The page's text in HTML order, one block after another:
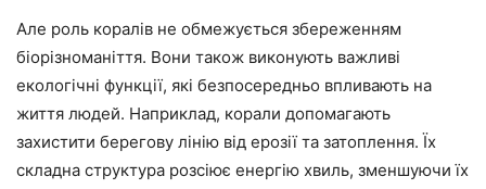
Але роль коралів не обмежується збереженням
біорізноманіття. Вони також виконують важливі
екологічні функції, які безпосередньо впливають на
життя людей. Наприклад, корали допомагають
захистити берегову лінію від ерозії та затоплення. Їх
складна структура розсіює енергію хвиль, зменшуючи їх